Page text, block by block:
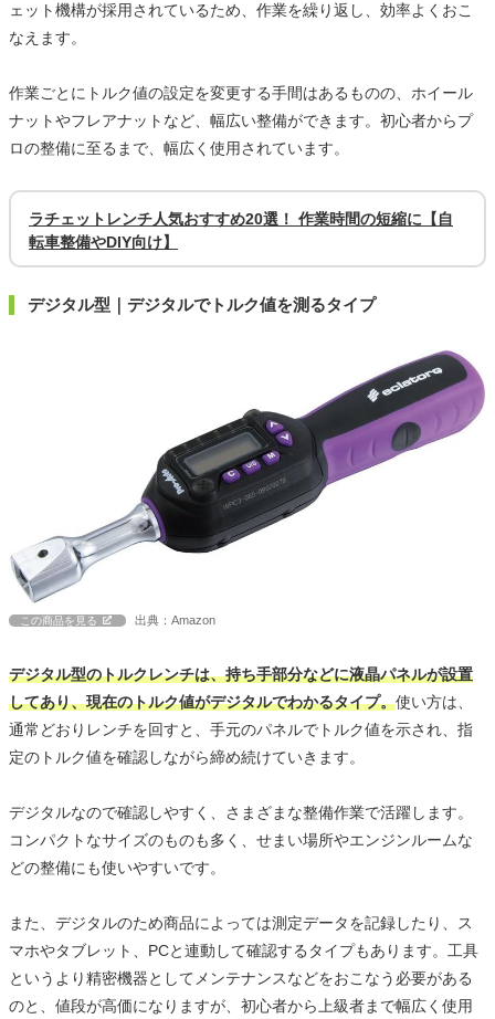
ェット機構が採用されているため、作業を繰り返し、効率よくおこ
なえます。
作業ごとにトルク値の設定を変更する手間はあるものの、ホイール
ナットやフレアナットなど、幅広い整備ができます。初心者からプ
ロの整備に至るまで、幅広く使用されています。
ラチェットレンチ人気おすすめ20選！ 作業時間の短縮に【自
転車整備やDIY向け】
デジタル型｜デジタルでトルク値を測るタイプ
この商品を見る 出典：Amazon
デジタル型のトルクレンチは、持ち手部分などに液晶パネルが設置
してあり、現在のトルク値がデジタルでわかるタイプ。使い方は、
通常どおりレンチを回すと、手元のパネルでトルク値を示され、指
定のトルク値を確認しながら締め続けていきます。
デジタルなので確認しやすく、さまざまな整備作業で活躍します。
コンパクトなサイズのものも多く、せまい場所やエンジンルームな
どの整備にも使いやすいです。
また、デジタルのため商品によっては測定データを記録したり、ス
マホやタブレット、PCと連動して確認するタイプもあります。工具
というより精密機器としてメンテナンスなどをおこなう必要がある
のと、値段が高価になりますが、初心者から上級者まで幅広く使用